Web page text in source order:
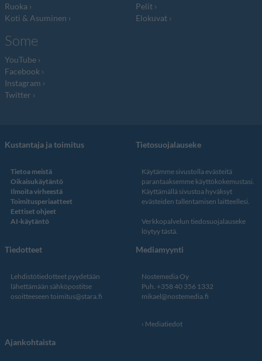
Ruoka
Koti & Asuminen
Pelit
Elokuvat
Some
YouTube
Facebook
Instagram
Twitter
Kustantaja ja toimitus
Tietoa meistä
Oikaisukäytäntö
Ilmoita virheestä
Toimitusperiaatteet
Eettiset ohjeet
AI-käytäntö
Tietosuojalauseke
Käytämme sivustolla evästeitä
parantaaksemme käyttökokemustasi.
Käyttämällä sivustoa hyväksyt
evästeiden tallentamisen laitteellesi.
Verkkopalvelun tiedosuojalauseke
löytyy tästä
Tiedotteet
Lehdistötiedotteet pyydetään
lähettämään sähköpostitse
osoitteeseen toimitus@stara.fi
Mediamyynti
Nostemedia Oy
Puh. +358 40 356 1332
mikael@nostemedia.fi
Mediatiedot
Ajankohtaista